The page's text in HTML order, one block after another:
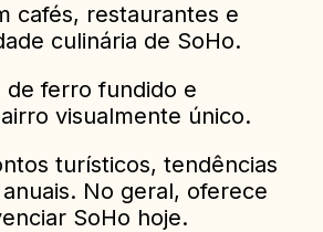
cafés, restaurantes e
culinária de SoHo.
de ferro fundido e
visualmente único.
turísticos, tendências
No geral, oferece
SoHo hoje.